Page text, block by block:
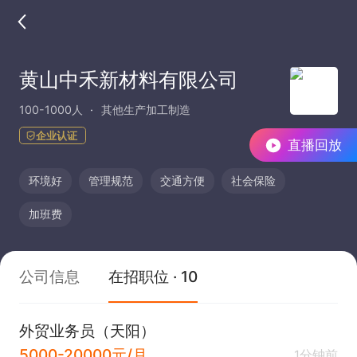
直播回放
黄山中禾新材料有限公司
100-1000人 其他生产加工制造
企业认证
环境好 管理规范 交通方便 社会保险
加班费
公司信息 在招职位 · 10
外贸业务员（天阳）